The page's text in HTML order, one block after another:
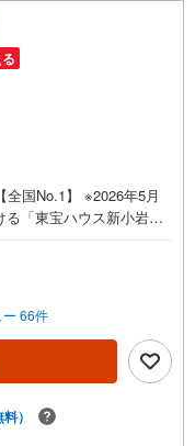
国No.1】 ※2026年5月
「東宝ハウス新小岩」
）はお電話でのご連絡が
寄駅でのお待ち合わせ
れる3つの「圧倒的メ
携住宅ローン】「他社
独自審査で多数承認！優
（2）【未来カレンダー
心か」をプロが明確に
66件
）